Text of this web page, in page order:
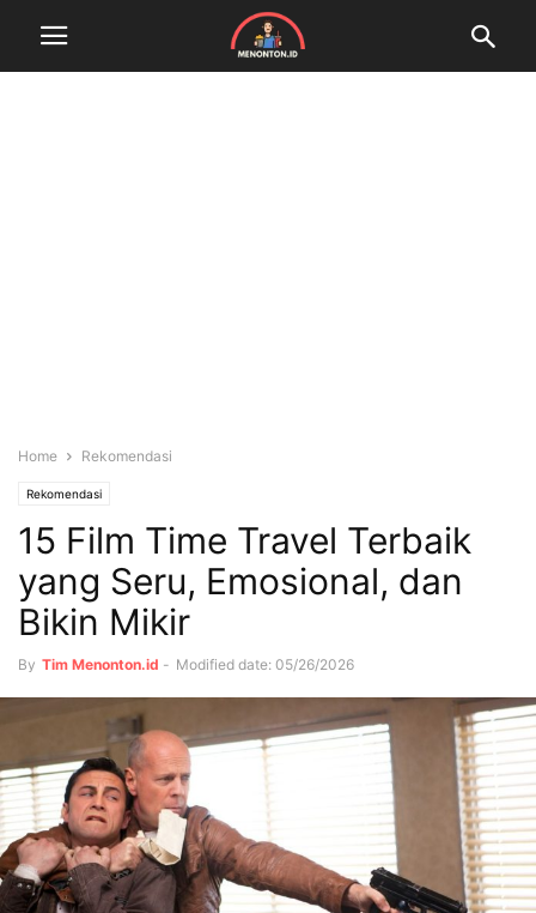
Home Rekomendasi
Rekomendasi
15 Film Time Travel Terbaik
yang Seru, Emosional, dan
Bikin Mikir
By Tim Menonton.id - Modified date: 05/26/2026